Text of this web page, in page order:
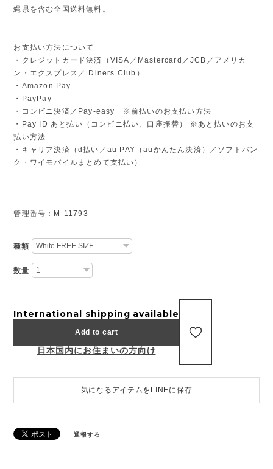
縄県を含む全国送料無料。
お支払い方法について
・クレジットカード決済（VISA／Mastercard／JCB／アメリカ
ン・エクスプレス／ Diners Club）
・Amazon Pay
・PayPay
・コンビニ決済／Pay-easy ※前払いのお支払い方法
・Pay ID あと払い（コンビニ払い、口座振替） ※あと払いのお支
払い方法
・キャリア決済（d払い／au PAY（auかんたん決済）／ソフトバン
ク・ワイモバイルまとめて支払い）
管理番号：M-11793
種類
数量
International shipping available
Add to cart
日本国内にお住まいの方向け
気になるアイテムをLINEに保存
通報する